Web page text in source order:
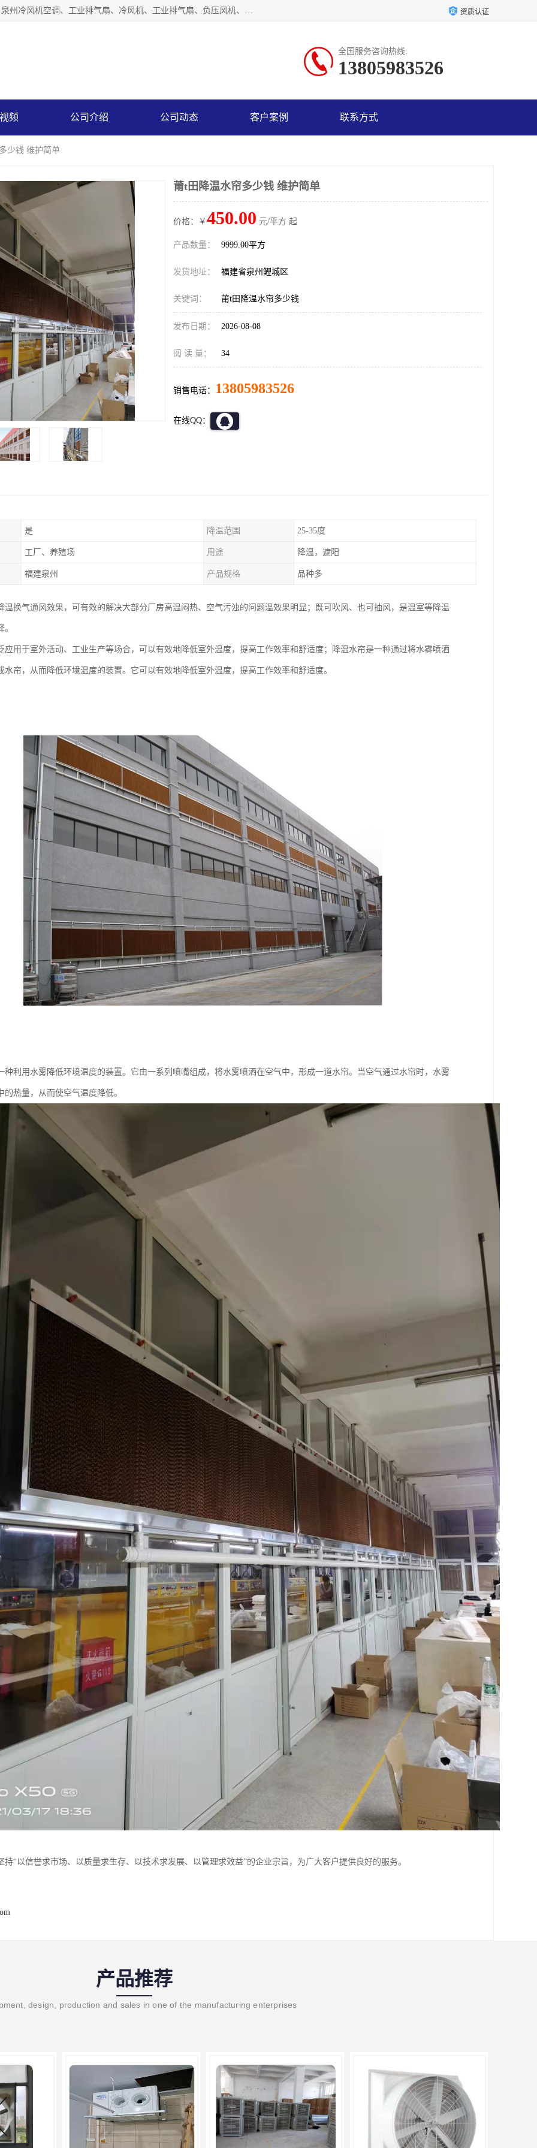
泉州力顺电器有限公司主营：泉州降温水帘、泉州负压风机、泉州冷风机空调、工业排气扇、冷风机、工业排气扇、负压风机、负压风机、水冷空调、降温水帘等产品。为用户解决了通风、降温、除味、除尘等难题，其环保、节能的理念与用户的实践检验结果相吻合，赢得了广大客户的信誉和青睐。 资质认证
全国服务咨询热线:
13805983526
频 公司介绍 公司动态 客户案例 联系方式
少钱 维护简单
莆t田降温水帘多少钱 维护简单
价格：￥ 450.00 元/平方 起
产品数量： 9999.00平方
发货地址： 福建省泉州鲤城区
关键词： 莆t田降温水帘多少钱
发布日期： 2026-08-08
阅 读 量： 34
销售电话： 13805983526
在线QQ：
是 降温范围 25-35度
工厂、养殖场 用途 降温，遮阳
福建泉州 产品规格 品种多
温换气通风效果，可有效的解决大部分厂房高温闷热、空气污浊的问题温效果明显；既可吹风、也可抽风，是温室等降温
应用于室外活动、工业生产等场合，可以有效地降低室外温度，提高工作效率和舒适度；降温水帘是一种通过将水雾喷洒
水帘，从而降低环境温度的装置。它可以有效地降低室外温度，提高工作效率和舒适度。
种利用水雾降低环境温度的装置。它由一系列喷嘴组成，将水雾喷洒在空气中，形成一道水帘。当空气通过水帘时，水雾
的热量，从而使空气温度降低。
持“以信誉求市场、以质量求生存、以技术求发展、以管理求效益”的企业宗旨，为广大客户提供良好的服务。
产品推荐
design, production and sales in one of the manufacturing enterprises